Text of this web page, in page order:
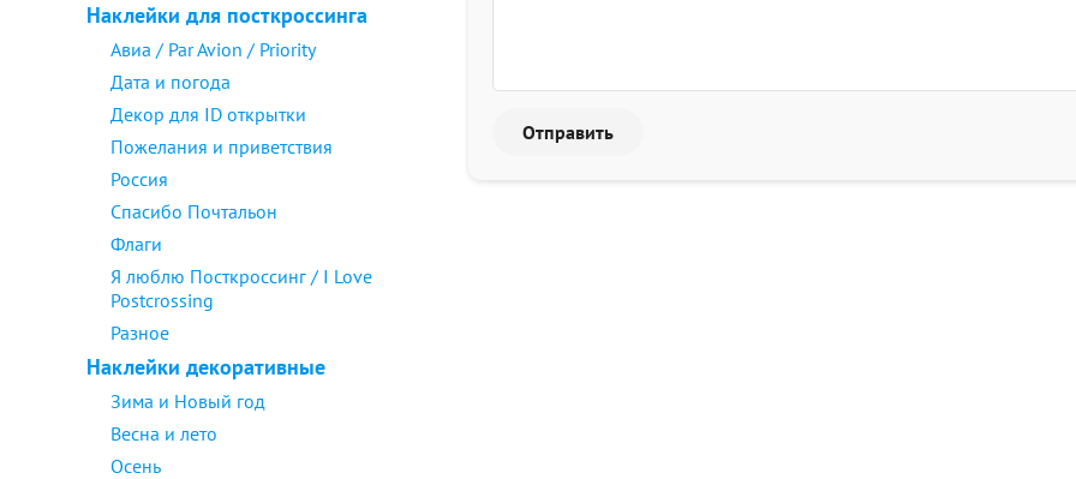
Наклейки для посткроссинга
Авиа / Par Avion / Priority
Дата и погода
Декор для ID открытки
Пожелания и приветствия
Россия
Спасибо Почтальон
Флаги
Я люблю Посткроссинг / I Love
Postcrossing
Разное
Наклейки декоративные
Зима и Новый год
Весна и лето
Осень